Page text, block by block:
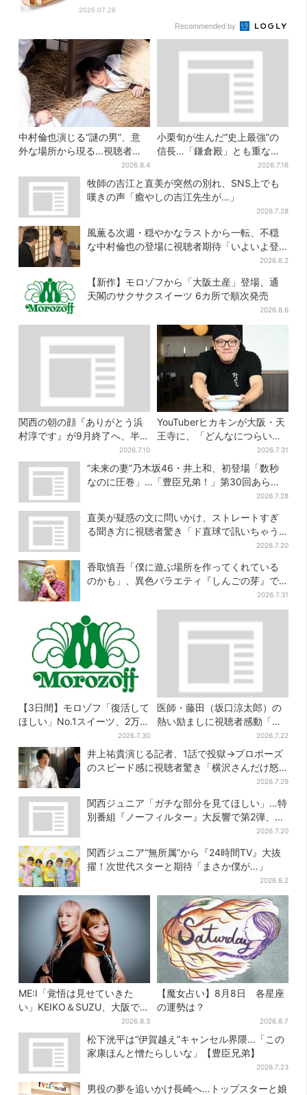
2026.07.28
Recommended by
中村倫也演じる“謎の男”、意
外な場所から現る…視聴者歓
喜「こんな登場シーンとは」
2026.8.4
小栗旬が生んだ“史上最強”の
信長…「鎌倉殿」とも重な
る、にじむ悲しみが“名人
芸”【豊臣兄弟】
2026.7.16
牧師の吉江と直美が突然の別れ、SNS上でも
嘆きの声「癒やしの吉江先生が…」
2026.7.28
風薫る次週・穏やかなラストから一転、不穏
な中村倫也の登場に視聴者期待「いよいよ登
2026.8.2
【新作】モロゾフから「大阪土産」登場、通
天閣のサクサクスイーツ 6カ所で順次発売
2026.8.6
関西の朝の顔『ありがとう浜
村淳です』が9月終了へ、半世
2026.7.10
YouTuberヒカキンが大阪・天
王寺に、「どんなにつらい時
でも…」ラーメン愛＆兄セイ
キンとの思い出を語る
2026.7.31
“未来の妻”乃木坂46・井上和、初登場「数秒
なのに圧巻」…「豊臣兄弟！」第30回あらす
2026.7.28
直美が疑惑の文に問いかけ、ストレートすぎ
る聞き方に視聴者驚き「ド直球で訊いちゃう
2026.7.20
香取慎吾「僕に遊ぶ場所を作ってくれている
のかも」、異色バラエティ『しんごの芽』で
2026.7.31
【3日間】モロゾフ「復活して
ほしい」No.1スイーツ、2万
3865票から選ばれた名作を限
定販売
2026.7.30
医師・藤田（坂口涼太郎）の
熱い励ましに視聴者感動「泣
かされると思ってなかった」
2026.7.22
井上祐貴演じる記者、1話で投獄→プロポーズ
のスピード感に視聴者驚き「横沢さんだけ怒
2026.7.29
関西ジュニア「ガチな部分を見てほしい」…特
別番組『ノーフィルター』大反響で第2弾、7
2026.7.20
関西ジュニア“無所属”から『24時間TV』大抜
擢！次世代スターと期待「まさか僕が…」
2026.8.2
ME:I「覚悟は見せていきた
い」KEIKO＆SUZU、大阪で語
る…“日プ女子”からの3年間
と、7人で目指す夢
2026.8.3
【魔女占い】8月8日 各星座
の運勢は？
2026.8.7
松下洸平は“伊賀越え”キャンセル界隈…「この
家康ほんと憎たらしいな」【豊臣兄弟】
2026.7.23
男役の夢を追いかけ長崎へ…トップスターと娘